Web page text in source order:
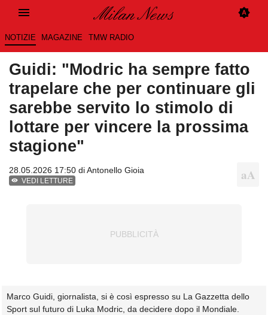
NOTIZIE MAGAZINE TMW RADIO
Guidi: "Modric ha sempre fatto
trapelare che per continuare gli
sarebbe servito lo stimolo di
lottare per vincere la prossima
stagione"
28.05.2026 17:50 diAntonello Gioia
VEDI LETTURE
Marco Guidi, giornalista, si è così espresso su La Gazzetta dello
Sport sul futuro di Luka Modric, da decidere dopo il Mondiale.